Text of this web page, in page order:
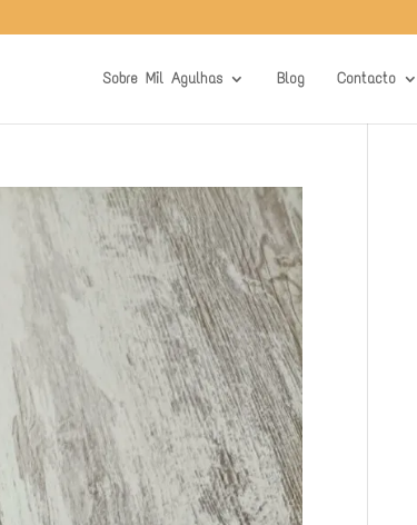
Sobre Mil Agulhas Blog Contacto